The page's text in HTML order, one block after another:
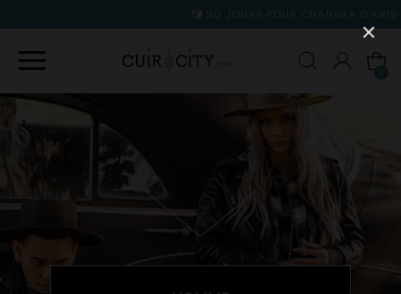
90 JOURS POUR CHANGER D'AVIS
VOTRE RAYON